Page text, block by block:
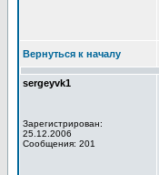
Вернуться к началу
sergeyvk1
Зарегистрирован:
25.12.2006
Сообщения: 201